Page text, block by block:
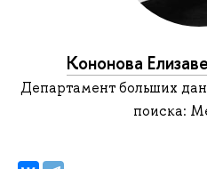
Кононова
Департамент больших
поиска: